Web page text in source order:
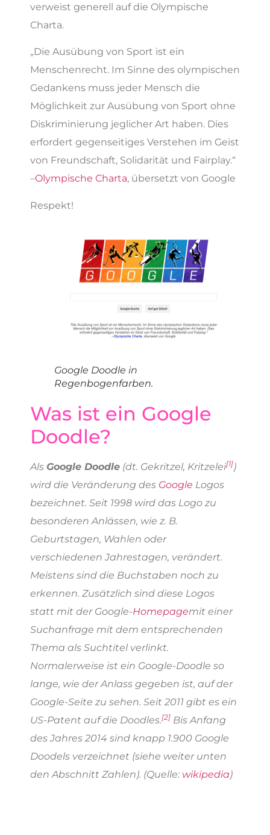
verweist generell auf die Olympische
Charta.
„Die Ausübung von Sport ist ein
Menschenrecht. Im Sinne des olympischen
Gedankens muss jeder Mensch die
Möglichkeit zur Ausübung von Sport ohne
Diskriminierung jeglicher Art haben. Dies
erfordert gegenseitiges Verstehen im Geist
von Freundschaft, Solidarität und Fairplay.“
–Olympische Charta, übersetzt von Google
Respekt!
Google Doodle in
Regenbogenfarben.
Was ist ein Google
Doodle?
Als Google Doodle (dt. Gekritzel, Kritzelei[1])
wird die Veränderung des Google Logos
bezeichnet. Seit 1998 wird das Logo zu
besonderen Anlässen, wie z. B.
Geburtstagen, Wahlen oder
verschiedenen Jahrestagen, verändert.
Meistens sind die Buchstaben noch zu
erkennen. Zusätzlich sind diese Logos
statt mit der Google-Homepagemit einer
Suchanfrage mit dem entsprechenden
Thema als Suchtitel verlinkt.
Normalerweise ist ein Google-Doodle so
lange, wie der Anlass gegeben ist, auf der
Google-Seite zu sehen. Seit 2011 gibt es ein
US-Patent auf die Doodles.[2] Bis Anfang
des Jahres 2014 sind knapp 1.900 Google
Doodels verzeichnet (siehe weiter unten
den Abschnitt Zahlen). (Quelle: wikipedia)